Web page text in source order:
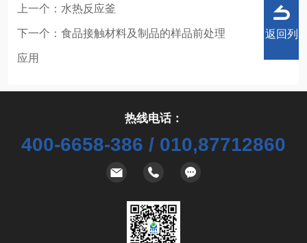
上一个： 水热反应釜
下一个： 食品接触材料及制品的样品前处理
应用
返回列
表
热线电话：
400-6658-386 / 010,87712860